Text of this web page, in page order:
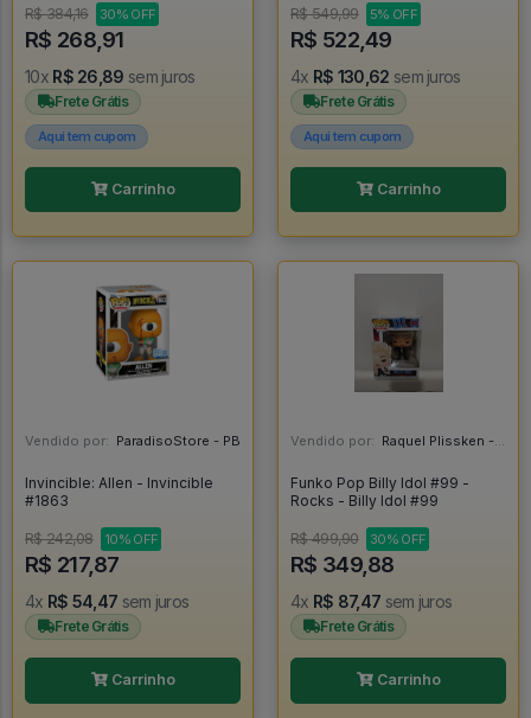
R$ 384,16
30% OFF
R$ 268,91
10x R$ 26,89 sem juros
Frete Grátis
Aqui tem cupom
Carrinho
R$ 549,99
5% OFF
R$ 522,49
4x R$ 130,62 sem juros
Frete Grátis
Aqui tem cupom
Carrinho
Vendido por: ParadisoStore - PB
Invincible: Allen - Invincible
#1863
R$ 242,08 10% OFF
R$ 217,87
4x R$ 54,47 sem juros
Frete Grátis
Carrinho
Vendido por: Raquel Plissken - SP
Funko Pop Billy Idol #99 -
Rocks - Billy Idol #99
R$ 499,90 30% OFF
R$ 349,88
4x R$ 87,47 sem juros
Frete Grátis
Carrinho